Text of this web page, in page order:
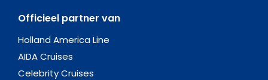
Officieel partner van
Holland America Line
AIDA Cruises
Celebrity Cruises